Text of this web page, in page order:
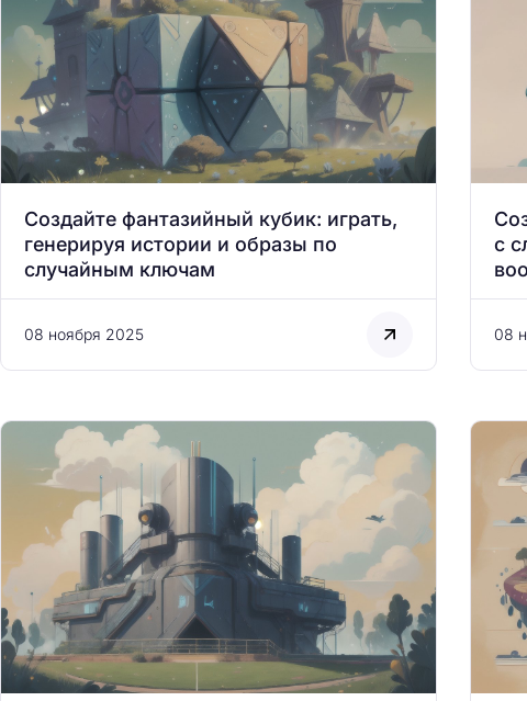
Создайте фантазийный кубик: играть,
генерируя истории и образы по
случайным ключам
08 ноября 2025
с
08